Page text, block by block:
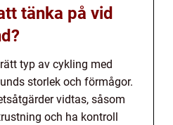
tänka på vid
typ av cykling med
storlek och förmågor.
vidtas, såsom
och ha kontroll